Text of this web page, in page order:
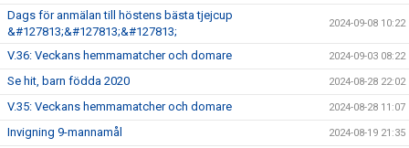
Dags för anmälan till höstens bästa tjejcup
&#127813;&#127813;&#127813;
2024-09-08 10:22
V.36: Veckans hemmamatcher och domare 2024-09-03 08:22
Se hit, barn födda 2020 2024-08-28 22:02
V.35: Veckans hemmamatcher och domare 2024-08-28 11:07
Invigning 9-mannamål 2024-08-19 21:35